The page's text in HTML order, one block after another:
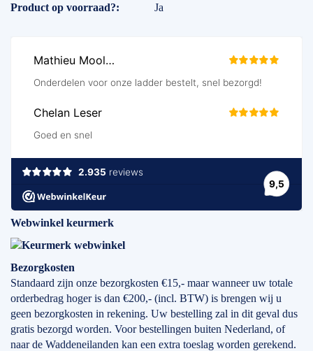
Product op voorraad?
Ja
Webwinkel keurmerk
Bezorgkosten
Standaard zijn onze bezorgkosten €15,- maar wanneer uw totale
orderbedrag hoger is dan €200,- (incl. BTW) is brengen wij u
geen bezorgkosten in rekening. Uw bestelling zal in dit geval dus
gratis bezorgd worden. Voor bestellingen buiten Nederland, of
naar de Waddeneilanden kan een extra toeslag worden gerekend.